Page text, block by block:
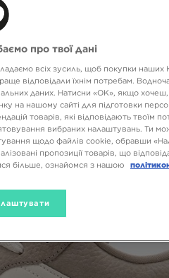
про твої дані
всіх зусиль, щоб покупки наших
відповідали їхнім потребам.
даних. Натисни «OK», якщо
на нашому сайті для підготовки
товарів, які відповідають твоїм
вибраних налаштувань. Ти
щодо файлів cookie, обравши
пропозиції товарів, що
більше, ознайомся з нашою